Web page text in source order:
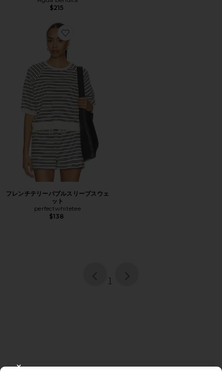
$215
Favorite フレンチテリーバブルスリーブスウェット
フレンチテリーバブルスリーブスウェ
ット
perfectwhitetee
$138
page
1
FOOTER